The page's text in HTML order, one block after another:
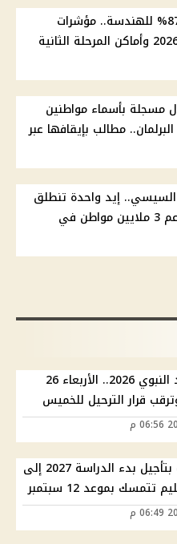
92.8% للطب و87.9% للهندسة.. مؤشرات
مسجلة بأسماء مواطنين
مطالب بإيقافها عبر
السيسي.. إيد واحدة تنطلق
بمرحلة جديدة لدعم 3 ملايين مواطن في
موعد إجازة المولد النبوي 2026.. الأربعاء 26
قرار الترحيل للخميس
خبير تربوي يطالب بتأجيل بدء الدراسة 2027 إلى